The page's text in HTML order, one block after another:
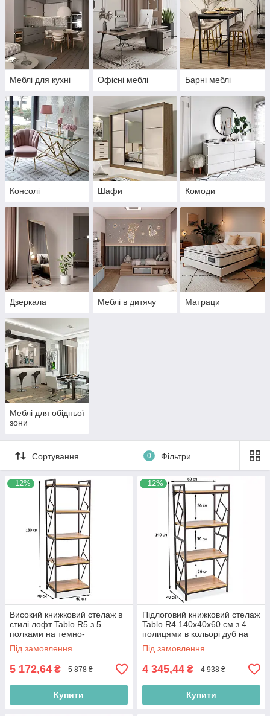
Меблі для кухні Офісні меблі Барні меблі
Консолі Шафи Комоди
Дзеркала Меблі в дитячу Матраци
Меблі для обідньої
зони
Сортування 0 Фільтри
–12%
Високий книжковий стелаж в
стилі лофт Tablo R5 з 5
полками на темно-
коричневому каркасі для
вітальні
Під замовлення
5 172,64 ₴ 5 878 ₴
Купити
–12%
Підлоговий книжковий стелаж
Tablo R4 140х40х60 см з 4
полицями в кольорі дуб на
темно-коричневому каркасі
Під замовлення
4 345,44 ₴ 4 938 ₴
Купити